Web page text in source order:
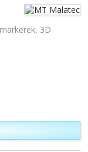
3D